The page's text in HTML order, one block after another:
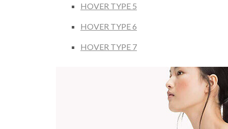
HOVER TYPE 5
HOVER TYPE 6
HOVER TYPE 7